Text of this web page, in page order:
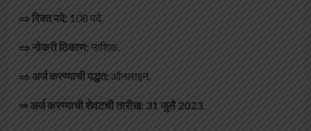
⇒रिक्त पदे: 108 पदे.
⇒नोकरी ठिकाण: नाशिक.
⇒अर्ज करण्याची पद्धत: ऑनलाइन.
⇒अर्ज करण्याची शेवटची तारीख: 31 जुलै 2023.